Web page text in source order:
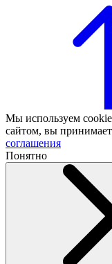
Мы используем
сайтом, вы
соглашения
Понятно